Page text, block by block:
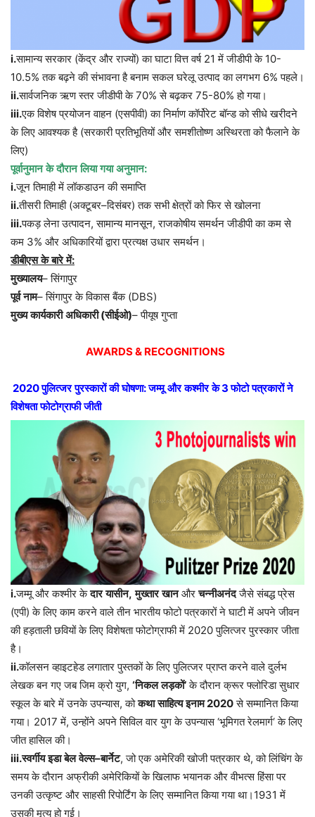
i.सामान्य सरकार (केंद्र और राज्यों) का घाटा वित्त वर्ष 21 में जीडीपी के 10-
10.5% तक बढ़ने की संभावना है बनाम सकल घरेलू उत्पाद का लगभग 6% पहले।
ii.सार्वजनिक ऋण स्तर जीडीपी के70%से बढ़कर 75-80%हो गया।
iii.एक विशेष प्रयोजन वाहन (एसपीवी)का निर्माण कॉर्पोरेट बॉन्ड को सीधे खरीदने
के लिए आवश्यक है(सरकारी प्रतिभूतियों और समशीतोष्ण अस्थिरता को फैलाने के
लिए)
पूर्वानुमान के दौरान लिया गया अनुमान:
i.जून तिमाही में लॉकडाउन की समाप्ति
ii.तीसरी तिमाही(अक्टूबर–दिसंबर)तक सभी क्षेत्रों को फिर से खोलना
iii.पकड़ लेना उत्पादन,सामान्य मानसून,राजकोषीय समर्थन जीडीपी का कम से
कम 3% और अधिकारियों द्वारा प्रत्यक्ष उधार समर्थन।
डीबीएस के बारे में:
मुख्यालय–सिंगापुर
पूर्व नाम–सिंगापुर के विकास बैंक(DBS)
मुख्य कार्यकारी अधिकारी(सीईओ)–पीयूष गुप्ता
AWARDS & RECOGNITIONS
2020पुलित्जर पुरस्कारों की घोषणा:जम्मू और कश्मीर के3फोटो पत्रकारों ने
विशेषता फोटोग्राफी जीती
i.जम्मू और कश्मीर केदार यासीन, मुख्तार खानऔरचन्नीअनंदजैसे संबद्ध प्रेस
(एपी) के लिए काम करने वाले तीन भारतीय फोटो पत्रकारों ने घाटी में अपने जीवन
की हड़ताली छवियों के लिए विशेषता फोटोग्राफी में 2020 पुलित्जर पुरस्कार जीता
है।
ii.कॉलसन व्हाइटहेड लगातार पुस्तकों के लिए पुलित्जर प्राप्त करने वाले दुर्लभ
लेखक बन गए जब जिम क्रो युग, ‘निकल लड़कों’ के दौरान क्रूर फ्लोरिडा सुधार
स्कूल के बारे में उनके उपन्यास,को कथा साहित्य इनाम2020 से सम्मानित किया
गया। 2017में,उन्होंने अपने सिविल वार युग के उपन्यास‘भूमिगत रेलमार्ग‘के लिए
जीत हासिल की।
iii.स्वर्गीय इडा बेल वेल्स–बार्नेट,जो एक अमेरिकी खोजी पत्रकार थे,को लिंचिंग के
समय के दौरान अफ्रीकी अमेरिकियों के खिलाफ भयानक और वीभत्स हिंसा पर
उनकी उत्कृष्ट और साहसी रिपोर्टिंग के लिए सम्मानित किया गया था। 1931में
उसकी मृत्यु हो गई।